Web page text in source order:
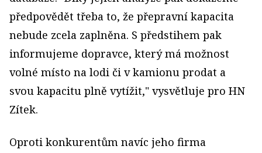
předpovědět třeba to, že přepravní kapacita
nebude zcela zaplněna. S předstihem pak
informujeme dopravce, který má možnost
volné místo na lodi či v kamionu prodat a
svou kapacitu plně vytížit," vysvětluje pro HN
Zítek.
Oproti konkurentům navíc jeho firma